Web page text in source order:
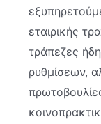
εταιρικής
τράπεζες
ρυθμίσεων,